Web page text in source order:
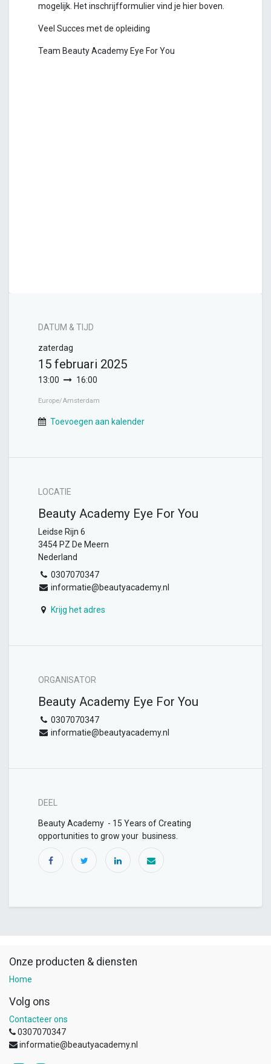
mogelijk. Het inschrijfformulier vind je hier boven.
Veel Succes met de opleiding
Team Beauty Academy Eye For You
DATUM & TIJD
zaterdag
15 februari 2025
13:00 16:00
Europe/Amsterdam
Toevoegen aan kalender
LOCATIE
Beauty Academy Eye For You
Leidse Rijn 6
3454 PZ De Meern
Nederland
0307070347
informatie@beautyacademy.nl
Krijg het adres
ORGANISATOR
Beauty Academy Eye For You
0307070347
informatie@beautyacademy.nl
DEEL
Beauty Academy - 15 Years of Creating
opportunities to grow your business.
Onze producten & diensten
Home
Volg ons
Contacteer ons
0307070347
informatie@beautyacademy.nl